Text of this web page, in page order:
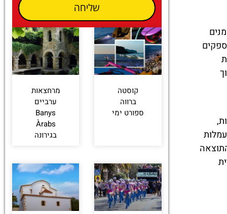
שליחה
קוסטה
ברווה
ספורט ימי
מרחצאות
ערביים
Banys
Àrabs
בגירונה